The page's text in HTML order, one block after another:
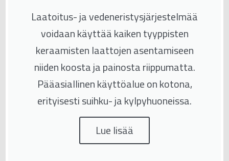
Laatoitus- ja vedeneristysjärjestelmää
voidaan käyttää kaiken tyyppisten
keraamisten laattojen asentamiseen
niiden koosta ja painosta riippumatta.
Pääasiallinen käyttöalue on kotona,
erityisesti suihku- ja kylpyhuoneissa.
Lue lisää